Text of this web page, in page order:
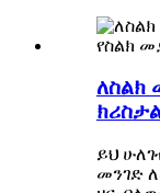
ይህ
መንገድ